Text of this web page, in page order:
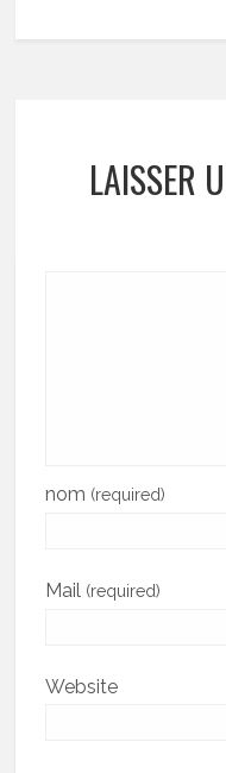
LAISSER
nom (required)
Mail (required)
Website